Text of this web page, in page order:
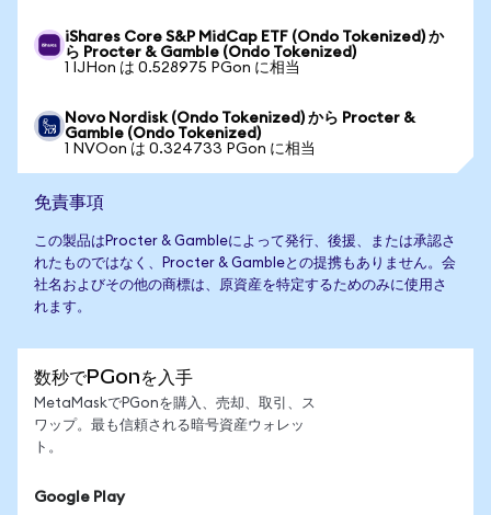
iShares Core S&P MidCap ETF (Ondo Tokenized) か
ら Procter & Gamble (Ondo Tokenized)
1 IJHon は 0.528975 PGon に相当
Novo Nordisk (Ondo Tokenized) から Procter &
Gamble (Ondo Tokenized)
1 NVOon は 0.324733 PGon に相当
免責事項
この製品はProcter & Gambleによって発行、後援、または承認さ
れたものではなく、Procter & Gambleとの提携もありません。会
社名およびその他の商標は、原資産を特定するためのみに使用さ
れます。
数秒でPGonを入手
MetaMaskでPGonを購入、売却、取引、ス
ワップ。最も信頼される暗号資産ウォレッ
ト。
Google Play